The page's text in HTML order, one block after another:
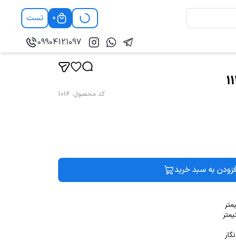
0
تست
09904121097
کد محصول:
1016
به سبد خرید